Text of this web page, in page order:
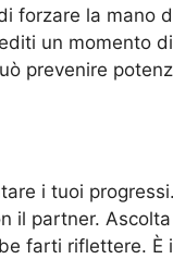
forzare la mano
un momento
prevenire
i tuoi
il partner.
farti riflettere. È